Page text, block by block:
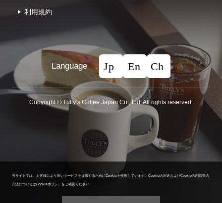
利⽤規約
Language
Copyright © Tullyʼs Coffee Japan Co., Ltd. All rights reserved.
当サイトでは、お客様により良いサービスを提供するためにCookieを使用しています。 Cookieの用途およびCookieの削除等の
方法についてはCookieポリシーをご確認ください。